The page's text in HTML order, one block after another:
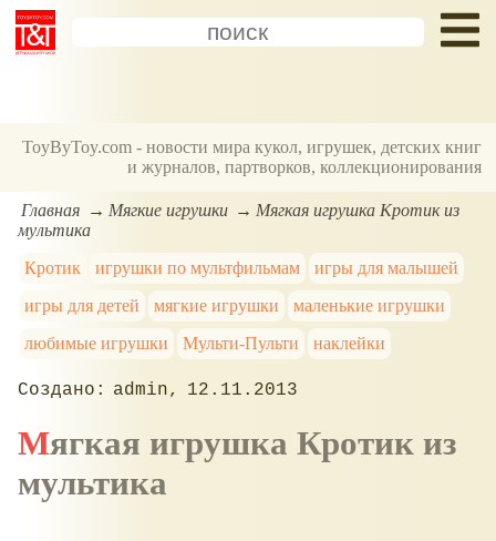
ToyByToy.com - новости мира кукол, игрушек, детских книг
и журналов, партворков, коллекционирования
Главная Мягкие игрушки
Мягкая игрушка Кротик из
мультика
Кротик
игрушки по мультфильмам
игры для малышей
игры для детей
мягкие игрушки
маленькие игрушки
любимые игрушки
Мульти-Пульти наклейки
admin 12.11.2013
Мягкая игрушка Кротик из
мультика